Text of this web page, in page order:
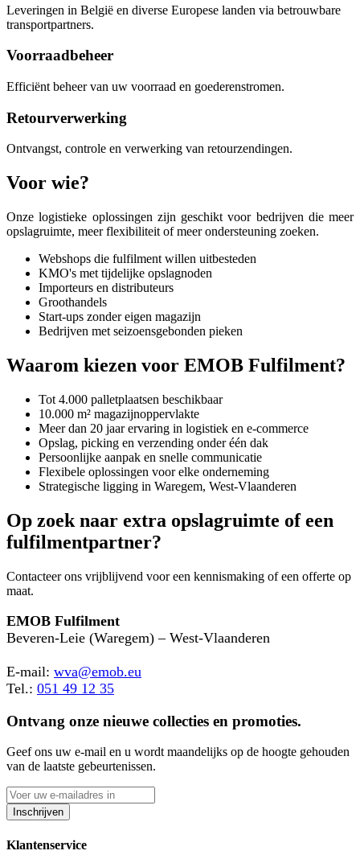
Leveringen in België en diverse Europese landen via betrouwbare
transportpartners.
Voorraadbeheer
Efficiënt beheer van uw voorraad en goederenstromen.
Retourverwerking
Ontvangst, controle en verwerking van retourzendingen.
Voor wie?
Onze logistieke oplossingen zijn geschikt voor bedrijven die meer
opslagruimte, meer flexibiliteit of meer ondersteuning zoeken.
Webshops die fulfilment willen uitbesteden
KMO's met tijdelijke opslagnoden
Importeurs en distributeurs
Groothandels
Start-ups zonder eigen magazijn
Bedrijven met seizoensgebonden pieken
Waarom kiezen voor EMOB Fulfilment?
Tot 4.000 palletplaatsen beschikbaar
10.000 m² magazijnoppervlakte
Meer dan 20 jaar ervaring in logistiek en e-commerce
Opslag, picking en verzending onder één dak
Persoonlijke aanpak en snelle communicatie
Flexibele oplossingen voor elke onderneming
Strategische ligging in Waregem, West-Vlaanderen
Op zoek naar extra opslagruimte of een
fulfilmentpartner?
Contacteer ons vrijblijvend voor een kennismaking of een offerte op
maat.
EMOB Fulfilment
Beveren-Leie (Waregem) – West-Vlaanderen
E-mail: wva@emob.eu
Tel.: 051 49 12 35
Ontvang onze nieuwe collecties en promoties.
Geef ons uw e-mail en u wordt maandelijks op de hoogte gehouden
van de laatste gebeurtenissen.
Inschrijven
Klantenservice